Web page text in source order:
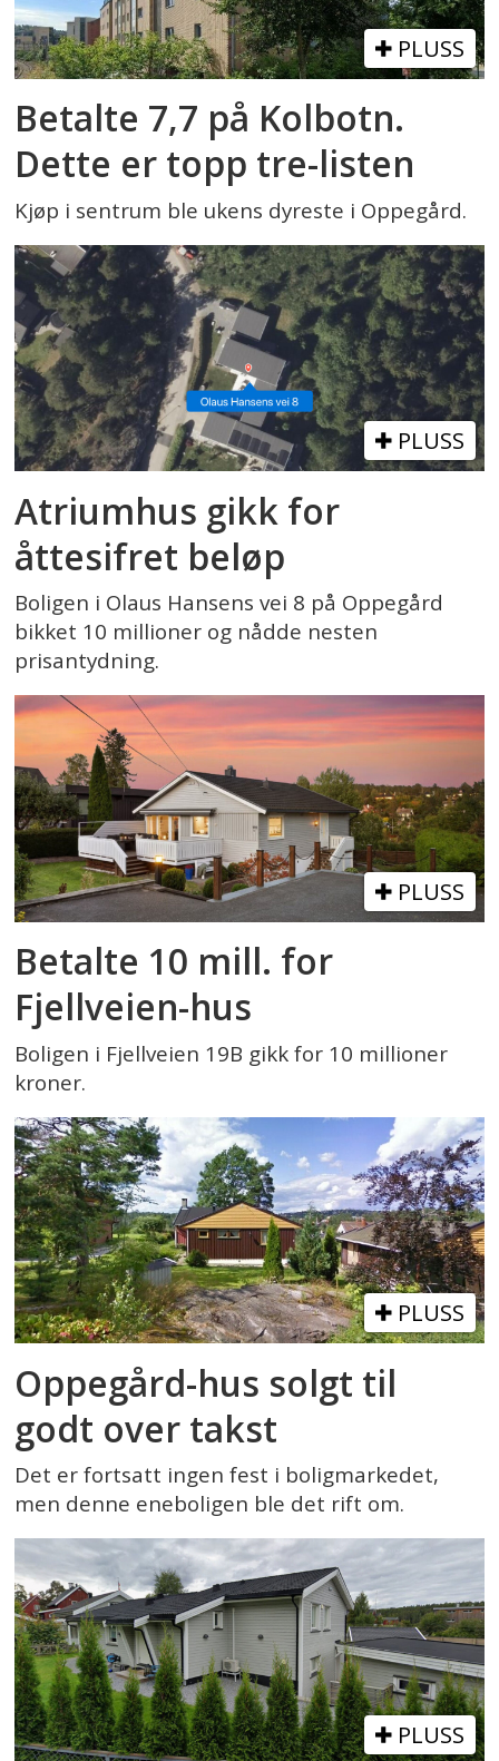
PLUSS
Betalte 7,7 på Kolbotn.
Dette er topp tre-listen
Kjøp i sentrum ble ukens dyreste i Oppegård.
PLUSS
Atriumhus gikk for
åttesifret beløp
Boligen i Olaus Hansens vei 8 på Oppegård
bikket 10 millioner og nådde nesten
prisantydning.
PLUSS
Betalte 10 mill. for
Fjellveien-hus
Boligen i Fjellveien 19B gikk for 10 millioner
kroner.
PLUSS
Oppegård-hus solgt til
godt over takst
Det er fortsatt ingen fest i boligmarkedet,
men denne eneboligen ble det rift om.
PLUSS